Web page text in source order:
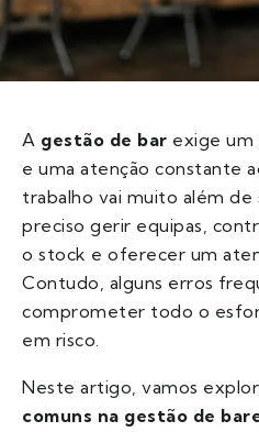
A gestão de bar exige um
e uma atenção constante
trabalho vai muito além de
preciso gerir equipas,
o stock e oferecer um
Contudo, alguns erros
comprometer todo o
em risco.
Neste artigo, vamos
comuns na gestão de